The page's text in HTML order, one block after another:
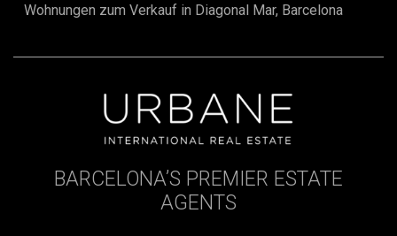
Wohnungen zum Verkauf in Diagonal Mar, Barcelona
BARCELONA’S PREMIER ESTATE
AGENTS